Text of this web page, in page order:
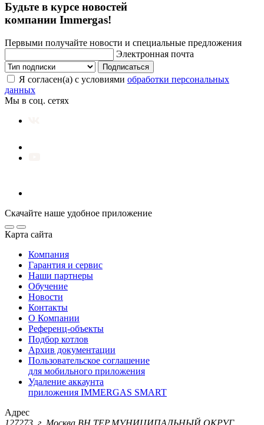
Будьте в курсе новостей
компании Immergas!
Первыми получайте новости и специальные предложения
Электронная почта
Подписаться
Я согласен(а) с условиями обработки персональных
данных
Мы в соц. сетях
Скачайте наше удобное приложение
Карта сайта
Компания
Гарантия и сервис
Наши партнеры
Обучение
Новости
Контакты
О Компании
Референц-объекты
Подбор котлов
Архив документации
Пользовательское соглашение
для мобильного приложения
Удаление аккаунта
приложения IMMERGAS SMART
Адрес
127273, г. Москва ВН.ТЕР.МУНИЦИПАЛЬНЫЙ ОКРУГ